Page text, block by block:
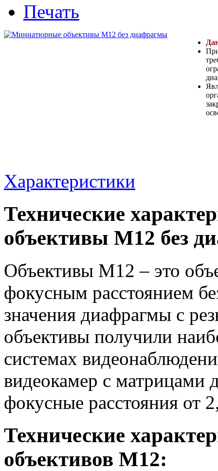
Печать
Характеристики
Технические
объективы М12 без
Объективы M12 – это
фокусным расстоянием
значения диафрагмы с
объективы получили
системах
видеокамер с
фокусные расстояния от
Технические
объективов M12: